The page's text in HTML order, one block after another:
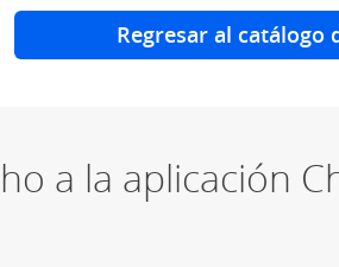
Regresar al catálogo
a la aplicación